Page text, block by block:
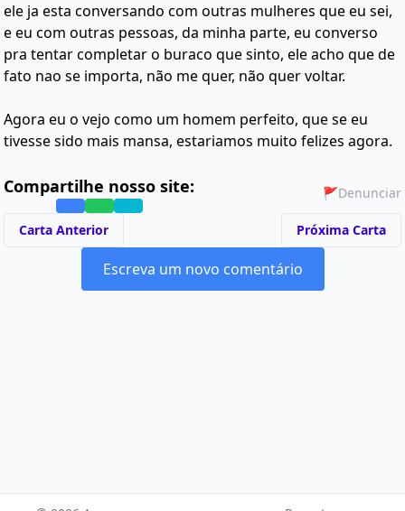
ele ja esta conversando com outras mulheres que eu sei,
e eu com outras pessoas, da minha parte, eu converso
pra tentar completar o buraco que sinto, ele acho que de
fato nao se importa, não me quer, não quer voltar.
Agora eu o vejo como um homem perfeito, que se eu
tivesse sido mais mansa, estariamos muito felizes agora.
Compartilhe nosso site: 🚩Denunciar
Carta Anterior Próxima Carta
Escreva um novo comentário